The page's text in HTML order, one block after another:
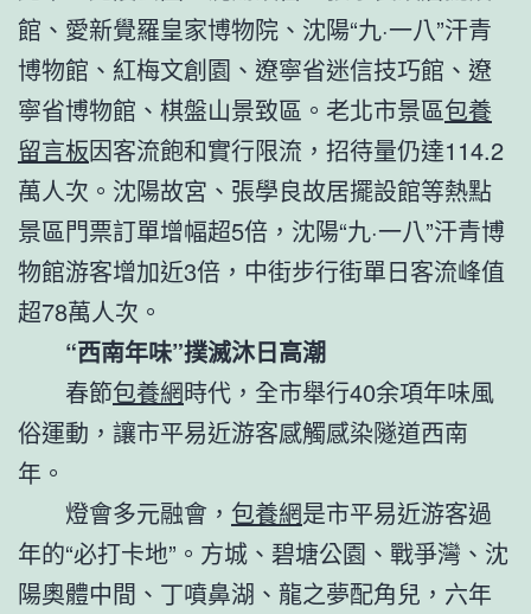
館、愛新覺羅皇家博物院、沈陽“九·一八”汗青
博物館、紅梅文創園、遼寧省迷信技巧館、遼
寧省博物館、棋盤山景致區。老北市景區包養
留言板因客流飽和實行限流，招待量仍達114.2
萬人次。沈陽故宮、張學良故居擺設館等熱點
景區門票訂單增幅超5倍，沈陽“九·一八”汗青博
物館游客增加近3倍，中街步行街單日客流峰值
超78萬人次。
“西南年味”撲滅沐日高潮
春節包養網時代，全市舉行40余項年味風
俗運動，讓市平易近游客感觸感染隧道西南
年。
燈會多元融會， 包養網是市平易近游客過
年的“必打卡地”。方城、碧塘公園、戰爭灣、沈
陽奧體中間、丁噴鼻湖、龍之夢配角兒，六年